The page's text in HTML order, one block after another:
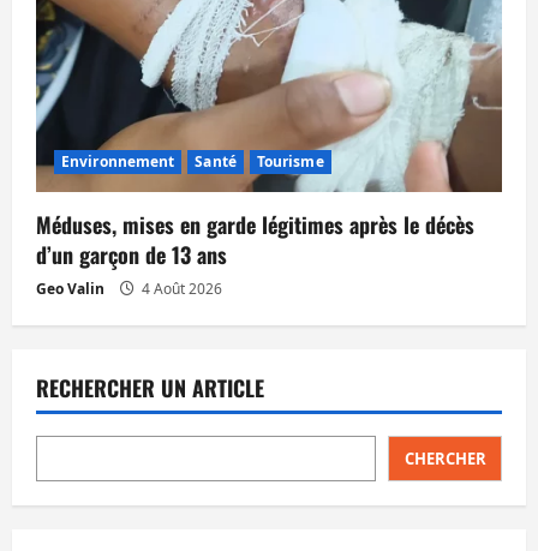
Environnement Santé Tourisme
Méduses, mises en garde légitimes après le décès
d’un garçon de 13 ans
Geo Valin 4 Août 2026
RECHERCHER UN ARTICLE
CHERCHER